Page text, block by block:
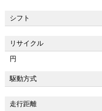
シフト
リサイクル
円
駆動方式
走行距離